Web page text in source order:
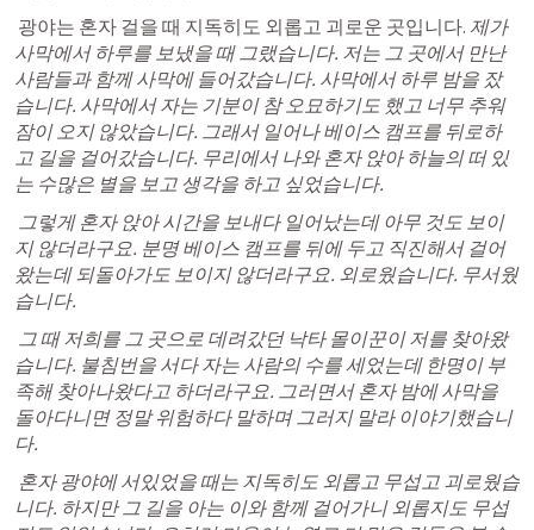
광야는 혼자 걸을 때 지독히도 외롭고 괴로운 곳입니다. 제가
사막에서 하루를 보냈을 때 그랬습니다. 저는 그 곳에서 만난
사람들과 함께 사막에 들어갔습니다. 사막에서 하루 밤을 잤
습니다. 사막에서 자는 기분이 참 오묘하기도 했고 너무 추워
잠이 오지 않았습니다. 그래서 일어나 베이스 캠프를 뒤로하
고 길을 걸어갔습니다. 무리에서 나와 혼자 앉아 하늘의 떠 있
는 수많은 별을 보고 생각을 하고 싶었습니다.
지 않더라구요. 분명 베이스 캠프를 뒤에 두고 직진해서 걸어
왔는데 되돌아가도 보이지 않더라구요. 외로웠습니다. 무서웠
습니다.
습니다. 불침번을 서다 자는 사람의 수를 세었는데 한명이 부
족해 찾아나왔다고 하더라구요. 그러면서 혼자 밤에 사막을
돌아다니면 정말 위험하다 말하며 그러지 말라 이야기했습니
다.
혼자 광야에 서있었을 때는 지독히도 외롭고 무섭고 괴로웠습
니다. 하지만 그 길을 아는 이와 함께 걸어가니 외롭지도 무섭